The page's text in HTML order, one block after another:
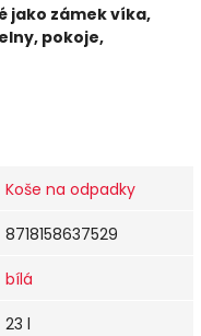
jako zámek víka,
pokoje,
Koše na odpadky
8718158637529
bílá
23 l